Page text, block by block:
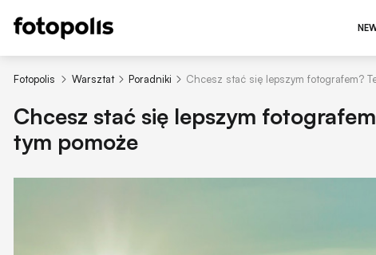
Fotopolis Warsztat Poradniki Chcesz stać się lepszym fotografem?
Chcesz stać się lepszym
tym pomoże